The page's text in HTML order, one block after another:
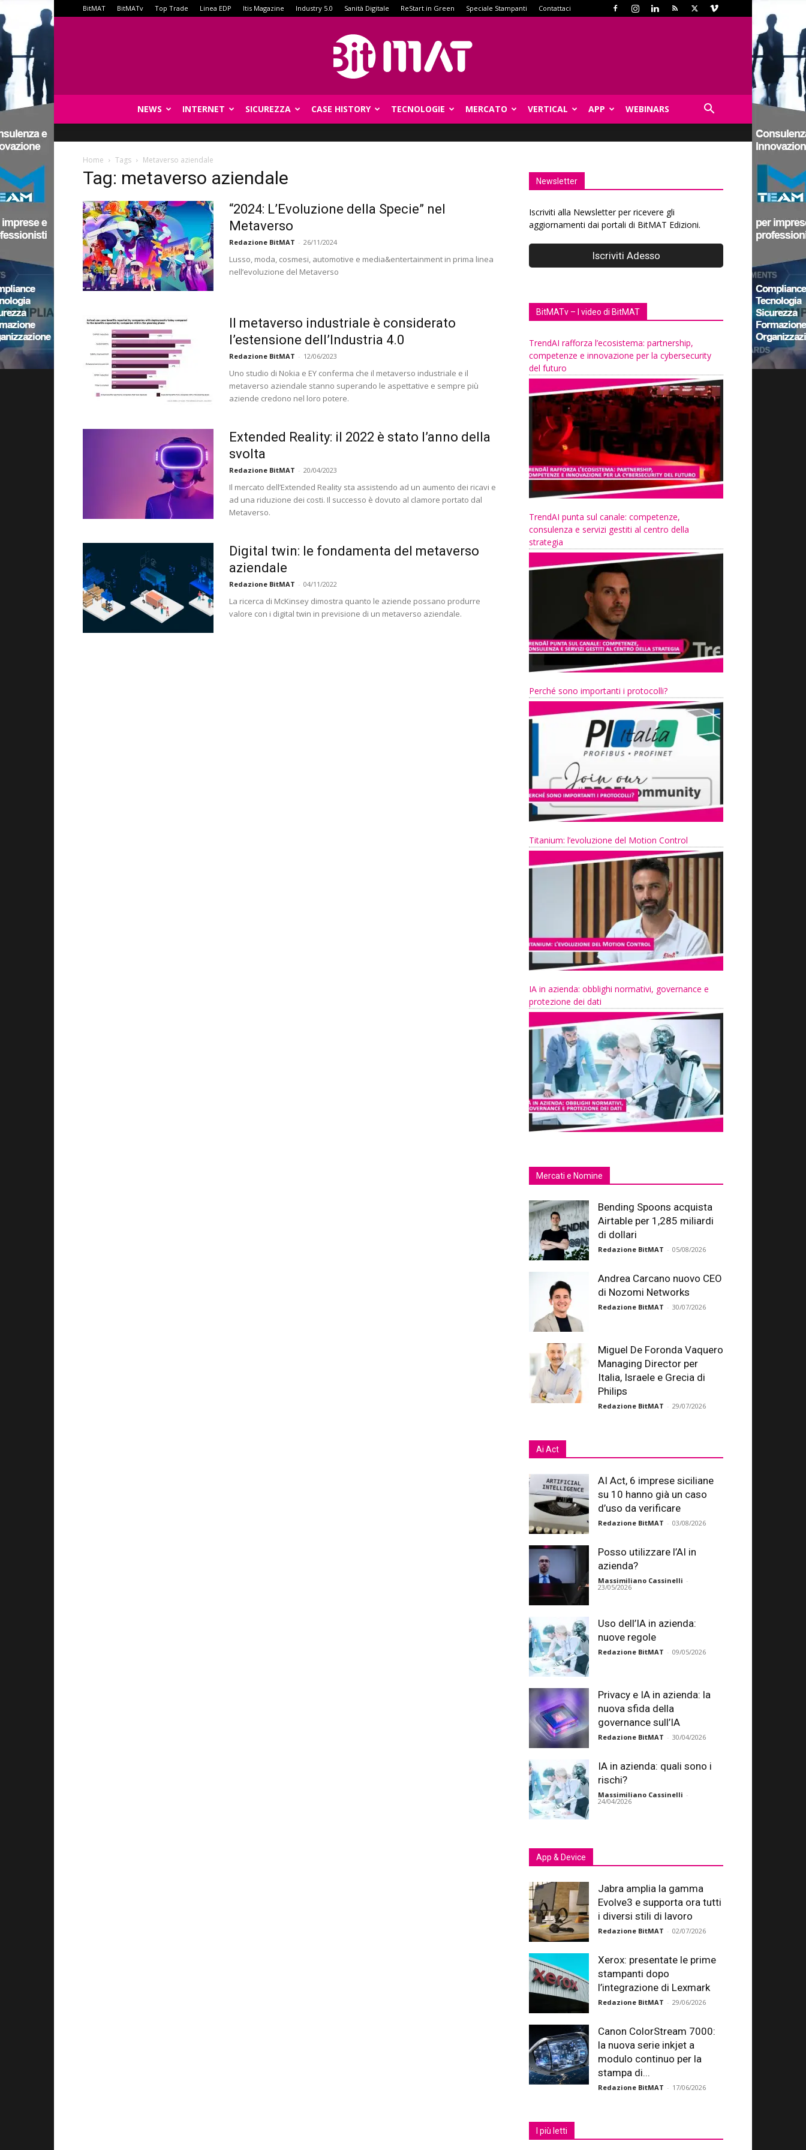
BitMAT BitMATv Top Trade Linea EDP Itis Magazine Industry 5.0 Sanità Digitale ReStart in Green Speciale Stampanti Contattaci
NEWS INTERNET SICUREZZA CASE HISTORY TECNOLOGIE MERCATO VERTICAL APP WEBINARS
Home Tags Metaverso aziendale
Tag: metaverso aziendale
“2024: L’Evoluzione della Specie” nel
Metaverso
Redazione BitMAT - 26/11/2024
Lusso, moda, cosmesi, automotive e media&entertainment in prima linea
nell’evoluzione del Metaverso
Il metaverso industriale è considerato
l’estensione dell’Industria 4.0
Redazione BitMAT - 12/06/2023
Uno studio di Nokia e EY conferma che il metaverso industriale e il
metaverso aziendale stanno superando le aspettative e sempre più
aziende credono nel loro potere.
Extended Reality: il 2022 è stato l’anno della
svolta
Redazione BitMAT - 20/04/2023
Il mercato dell’Extended Reality sta assistendo ad un aumento dei ricavi e
ad una riduzione dei costi. Il successo è dovuto al clamore portato dal
Metaverso.
Digital twin: le fondamenta del metaverso
aziendale
Redazione BitMAT - 04/11/2022
La ricerca di McKinsey dimostra quanto le aziende possano produrre
valore con i digital twin in previsione di un metaverso aziendale.
Newsletter
Iscriviti alla Newsletter per ricevere gli
aggiornamenti dai portali di BitMAT Edizioni.
BitMATv – I video di BitMAT
TrendAI rafforza l’ecosistema: partnership,
competenze e innovazione per la cybersecurity
del futuro
TrendAI punta sul canale: competenze,
consulenza e servizi gestiti al centro della
strategia
Perché sono importanti i protocolli?
Titanium: l’evoluzione del Motion Control
IA in azienda: obblighi normativi, governance e
protezione dei dati
Mercati e Nomine
Bending Spoons acquista
Airtable per 1,285 miliardi
di dollari
Redazione BitMAT - 05/08/2026
Andrea Carcano nuovo CEO
di Nozomi Networks
Redazione BitMAT - 30/07/2026
Miguel De Foronda Vaquero
Managing Director per
Italia, Israele e Grecia di
Philips
Redazione BitMAT - 29/07/2026
Ai Act
AI Act, 6 imprese siciliane
su 10 hanno già un caso
d’uso da verificare
Redazione BitMAT - 03/08/2026
Posso utilizzare l’AI in
azienda?
Massimiliano Cassinelli -
23/05/2026
Uso dell’IA in azienda:
nuove regole
Redazione BitMAT - 09/05/2026
Privacy e IA in azienda: la
nuova sfida della
governance sull’IA
Redazione BitMAT - 30/04/2026
IA in azienda: quali sono i
rischi?
Massimiliano Cassinelli -
24/04/2026
App & Device
Jabra amplia la gamma
Evolve3 e supporta ora tutti
i diversi stili di lavoro
Redazione BitMAT - 02/07/2026
Xerox: presentate le prime
stampanti dopo
l’integrazione di Lexmark
Redazione BitMAT - 29/06/2026
Canon ColorStream 7000:
la nuova serie inkjet a
modulo continuo per la
stampa di...
Redazione BitMAT - 17/06/2026
I più letti